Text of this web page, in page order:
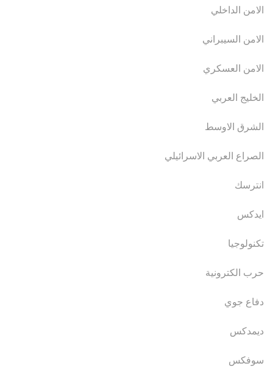
الامن الداخلي
الامن السيبراني
الامن العسكري
الخليج العربي
الشرق الاوسط
الصراع العربي الاسرائيلي
انترسك
ايدكس
تكنولوجيا
حرب الكترونية
دفاع جوي
ديمدكس
سوفكس